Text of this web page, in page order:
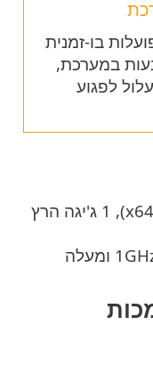
בו-זמנית
במערכת,
לפגוע
מעבד Intel או AMD, 64 סיביות (x64), ‏1 ג'יגה הרץ